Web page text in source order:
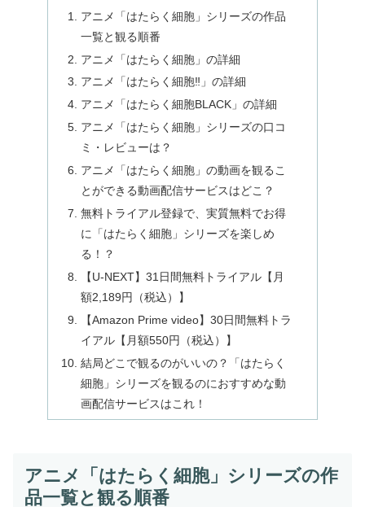
アニメ「はたらく細胞」シリーズの作品
一覧と観る順番
アニメ「はたらく細胞」の詳細
アニメ「はたらく細胞‼︎」の詳細
アニメ「はたらく細胞BLACK」の詳細
アニメ「はたらく細胞」シリーズの口コ
ミ・レビューは？
アニメ「はたらく細胞」の動画を観るこ
とができる動画配信サービスはどこ？
無料トライアル登録で、実質無料でお得
に「はたらく細胞」シリーズを楽しめ
る！？
【U-NEXT】31日間無料トライアル【月
額2,189円（税込）】
【Amazon Prime video】30日間無料トラ
イアル【月額550円（税込）】
結局どこで観るのがいいの？「はたらく
細胞」シリーズを観るのにおすすめな動
画配信サービスはこれ！
アニメ「はたらく細胞」シリーズの作
品一覧と観る順番